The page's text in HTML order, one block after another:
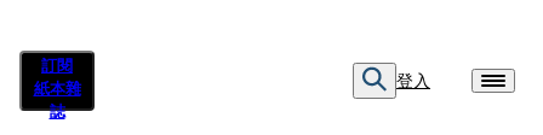
訂閱
紙本雜
誌
登入